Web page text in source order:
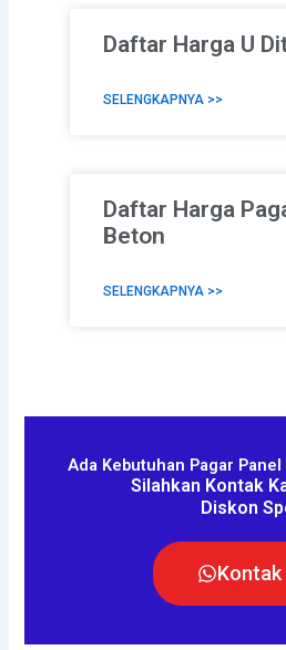
Daftar Harga U
SELENGKAPNYA >>
Daftar Harga
Beton
SELENGKAPNYA >>
Ada Kebutuhan Pagar
Silahkan Kontak
Diskon
Kontak